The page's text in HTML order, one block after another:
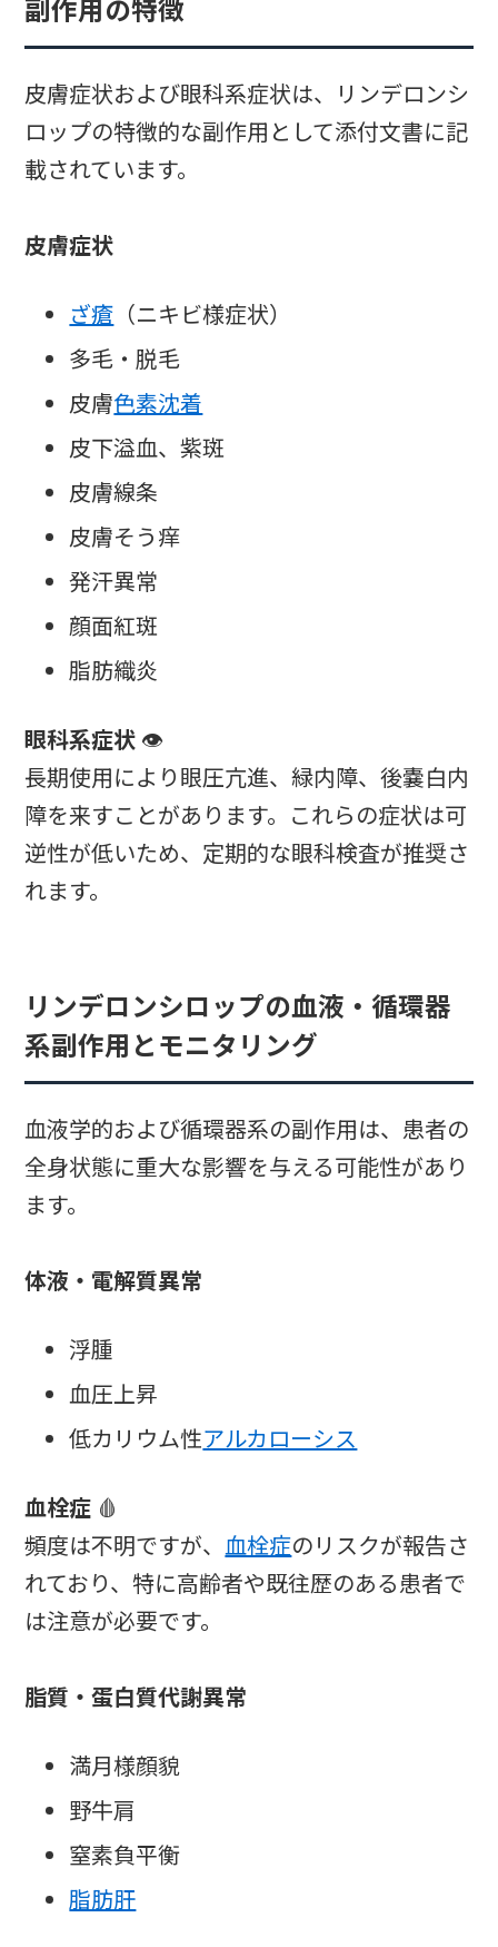
副作用の特徴
皮膚症状および眼科系症状は、リンデロンシ
ロップの特徴的な副作用として添付文書に記
載されています。
皮膚症状
ざ瘡 （ニキビ様症状）
多毛・脱毛
皮膚色素沈着
皮下溢血、紫斑
皮膚線条
皮膚そう痒
発汗異常
顔面紅斑
脂肪織炎
眼科系症状 👁️
長期使用により眼圧亢進、緑内障、後嚢白内
障を来すことがあります。これらの症状は可
逆性が低いため、定期的な眼科検査が推奨さ
れます。
リンデロンシロップの血液・循環器
系副作用とモニタリング
血液学的および循環器系の副作用は、患者の
全身状態に重大な影響を与える可能性があり
ます。
体液・電解質異常
浮腫
血圧上昇
低カリウム性アルカローシス
血栓症 🩸
頻度は不明ですが、血栓症のリスクが報告さ
れており、特に高齢者や既往歴のある患者で
は注意が必要です。
脂質・蛋白質代謝異常
満月様顔貌
野牛肩
窒素負平衡
脂肪肝